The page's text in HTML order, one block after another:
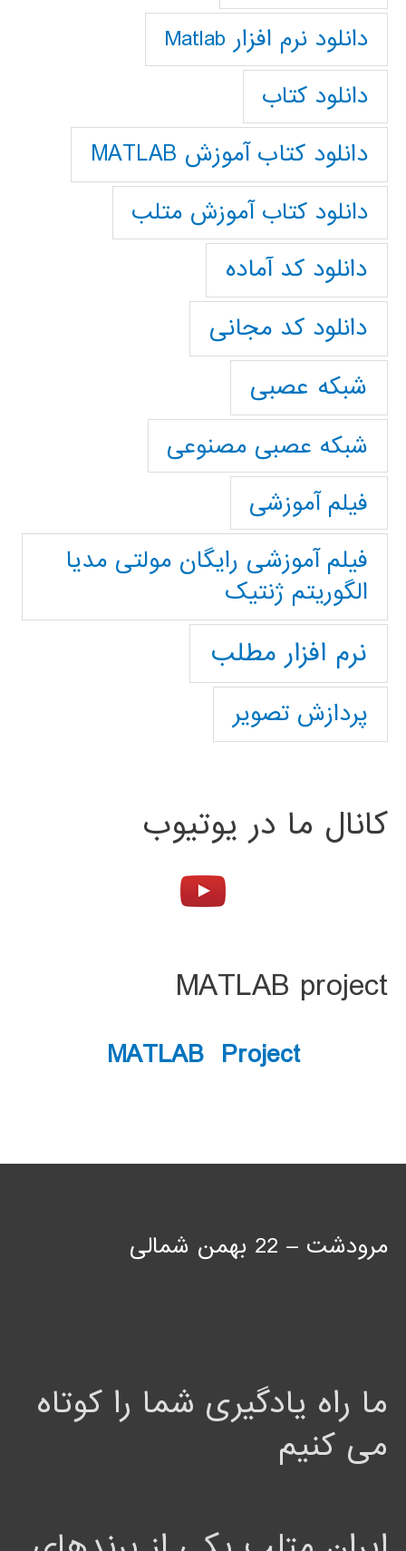
دانلود نرم افزار Matlab
دانلود کتاب
دانلود کتاب آموزش MATLAB
دانلود کتاب آموزش متلب
دانلود کد آماده
دانلود کد مجانی
شبکه عصبی
شبکه عصبی مصنوعی
فیلم آموزشی
فیلم آموزشی رایگان مولتی مدیا
الگوریتم ژنتیک
نرم افزار مطلب
پردازش تصویر
کانال ما در یوتیوب
MATLAB project
MATLAB Project
مرودشت – 22 بهمن شمالی
ما راه یادگیری شما را کوتاه
می کنیم